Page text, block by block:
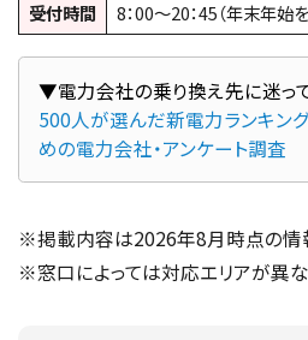
受付時間
8：00～20：45（年末年始
500人が選んだ新電力ランキン
めの電力会社・アンケート調査
※掲載内容は2026年8月時点の情
※窓口によっては対応エリアが異な